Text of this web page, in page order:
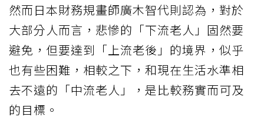
然而日本財務規畫師廣木智代則認為，對於
大部分人而言，悲慘的「下流老人」固然要
避免，但要達到「上流老後」的境界，似乎
也有些困難，相較之下，和現在生活水準相
去不遠的「中流老人」，是比較務實而可及
的目標。